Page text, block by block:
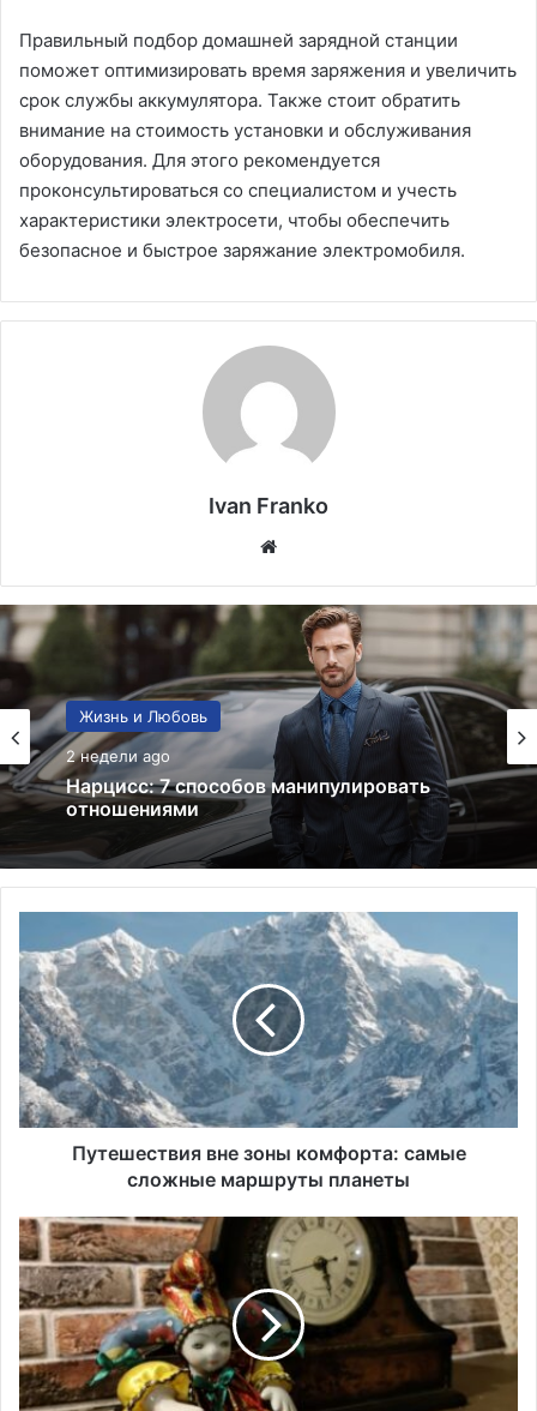
Правильный подбор домашней зарядной станции
поможет оптимизировать время заряжения и увеличить
срок службы аккумулятора. Также стоит обратить
внимание на стоимость установки и обслуживания
оборудования. Для этого рекомендуется
проконсультироваться со специалистом и учесть
характеристики электросети, чтобы обеспечить
безопасное и быстрое заряжание электромобиля.
Ivan Franko
Ликбез
22.05.2026
Древние числа, которые раскрывают
суть человека
Путешествия
вне
зоны
комфорта:
самые
сложные
маршруты
планеты
Путешествия вне зоны комфорта: самые
сложные маршруты планеты
Квест
комнаты
для
детей
—
игра
и
обучение